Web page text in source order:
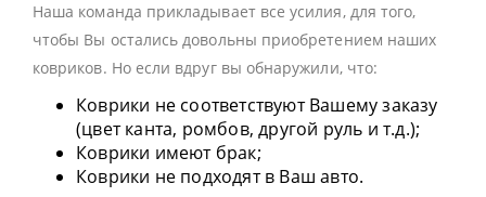
Наша команда прикладывает все усилия, для того,
чтобы Вы остались довольны приобретением наших
ковриков. Но если вдруг вы обнаружили, что:
Коврики не соответствуют Вашему заказу
(цвет канта, ромбов, другой руль и т.д.);
Коврики имеют брак;
Коврики не подходят в Ваш авто.